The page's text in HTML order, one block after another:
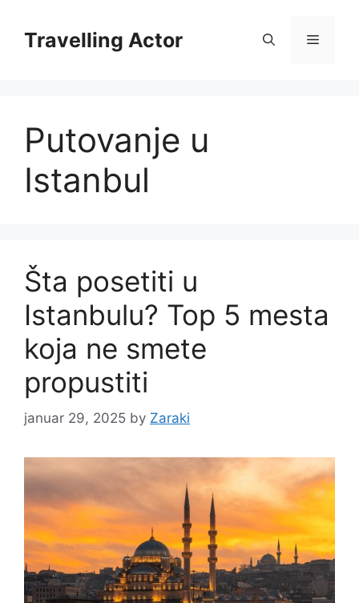
contentTravelling Actor Menu
Putovanje u
Istanbul
Šta posetiti u
Istanbulu? Top 5 mesta
koja ne smete
propustiti
januar 29, 2025 by Zaraki